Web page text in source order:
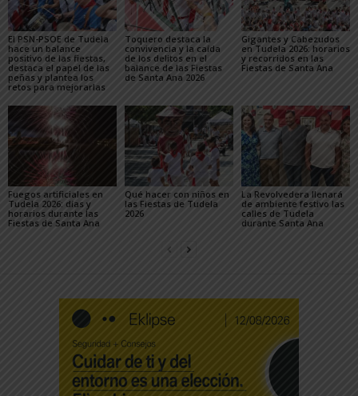
El PSN-PSOE de Tudela
hace un balance
positivo de las fiestas,
destaca el papel de las
peñas y plantea los
retos para mejorarlas
Toquero destaca la
convivencia y la caída
de los delitos en el
balance de las Fiestas
de Santa Ana 2026
Gigantes y Cabezudos
en Tudela 2026: horarios
y recorridos en las
Fiestas de Santa Ana
Fuegos artificiales en
Tudela 2026: días y
horarios durante las
Fiestas de Santa Ana
Qué hacer con niños en
las Fiestas de Tudela
2026
La Revolvedera llenará
de ambiente festivo las
calles de Tudela
durante Santa Ana